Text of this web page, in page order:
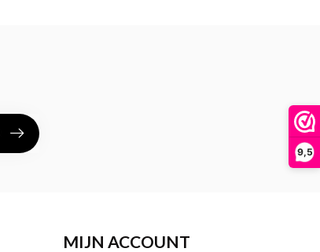
9,5
MIJN ACCOUNT